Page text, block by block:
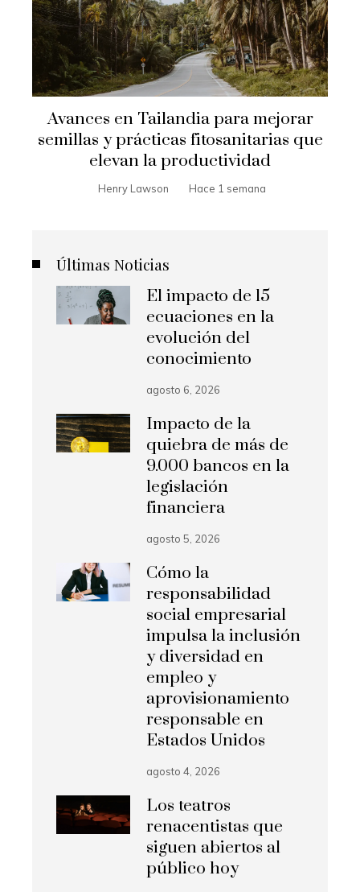
Avances en Tailandia para mejorar
semillas y prácticas fitosanitarias que
elevan la productividad
Henry Lawson Hace 1 semana
Últimas Noticias
El impacto de 15
ecuaciones en la
evolución del
conocimiento
agosto 6, 2026
Impacto de la
quiebra de más de
9.000 bancos en la
legislación
financiera
agosto 5, 2026
Cómo la
responsabilidad
social empresarial
impulsa la inclusión
y diversidad en
empleo y
aprovisionamiento
responsable en
Estados Unidos
agosto 4, 2026
Los teatros
renacentistas que
siguen abiertos al
público hoy